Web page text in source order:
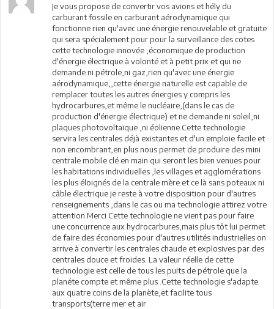
Je vous propose de convertir vos avions et hély du
carburant fossile en carburant aérodynamique qui
fonctionne rien qu'avec une énergie renouvelable et gratuite
qui sera spécialement pour pour la surveillance des cotes
cette technologie innovée ,économique de production
d'énergie électrique à volonté et à petit prix et qui ne
demande ni pétrole,ni gaz,rien qu'avec une énergie
aérodynamique,,cette énergie naturelle est capable de
remplacer toutes les autres énergies y compris les
hydrocarbures,et même le nucléaire,(dans le cas de
production d'énergie électrique) et ne demande ni soleil,ni
plaques photovoltaïque ,ni éolienne.Cette technologie
servira les centrales déjà existantes et d'un emploie facile et
non encombrant,en plus nous permet de produire des mini
centrale mobile clé en main qui seront les bien venues pour
les habitations individuelles ,les villages et agglomérations
les plus éloignés de la centrale mère et ce là sans poteaux ni
câble électrique je reste à votre disposition pour d'autres
renseignements ,dans le cas ou ma technologie attirez votre
attention.Merci Cette technologie ne vient pas pour faire
une concurrence aux hydrocarbures,mais plus tôt lui permet
de faire des économies pour d'autres utilités industrielles on
arrive à convertir les centrales chaude et explosives par des
centrales douce et froides. La valeur réelle de cette
technologie est celle de tous les puits de pétrole que la
planéte compte et même plus .Cette technologie s'adapte
aux quatre coins de la planète,et facilite tous
transports(terre mer et air.